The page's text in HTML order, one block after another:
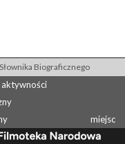
Biograficznego
aktywności
miejsc